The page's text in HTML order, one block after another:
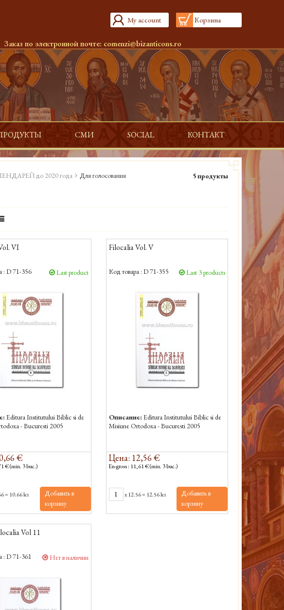
My account Корзина
Заказ по электронной почте: comenzi@bizanticons.ro
СМИ SOCIAL КОНТАКТ
до 2020 года Для голосования 5 продукты
VI
: D 71-356 Last product
Editura Institutului Biblic si de
- Bucuresti 2005
€
€ (min. 3 buc.)
= 10.66 lei
Добавить в
корзину
Filocalia Vol. V
Код товара : D 71-355 Last 3 products
Описание: Editura Institutului Biblic si de
Misiune Ortodoxa - Bucuresti 2005
Цена: 12,56 €
En-gross : 11,61 € (min. 3 buc.)
x12.56= 12.56 lei
Добавить в
корзину
Vol 11
: D 71-361 Нет в наличии